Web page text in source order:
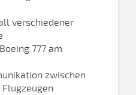
verschiedener
777 am
zwischen